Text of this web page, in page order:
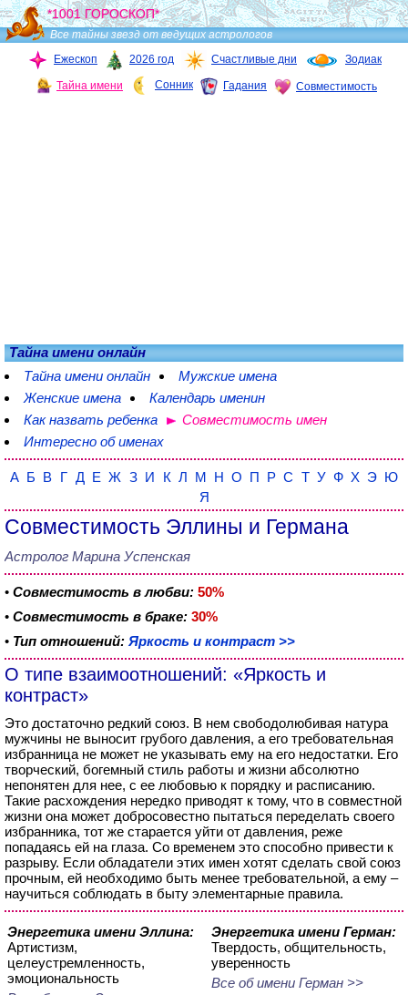
*1001 ГОРОСКОП*
Все тайны звезд от ведущих астрологов
Ежескоп
2026 год Счастливые дни Зодиак
Тайна имени Сонник Гадания Совместимость
Тайна имени онлайн
Тайна имени онлайн
Мужские имена
Женские имена
Календарь именин
Как назвать ребенка
Совместимость имен
Интересно об именах
А Б В Г Д Е Ж З И К Л М Н О П Р С Т У Ф Х Э Ю
Я
Совместимость Эллины и Германа
Астролог Марина Успенская
• Совместимость в любви: 50%
• Совместимость в браке: 30%
• Тип отношений: Яркость и контраст >>
О типе взаимоотношений: «Яркость и
контраст»
Это достаточно редкий союз. В нем свободолюбивая натура
мужчины не выносит грубого давления, а его требовательная
избранница не может не указывать ему на его недостатки. Его
творческий, богемный стиль работы и жизни абсолютно
непонятен для нее, с ее любовью к порядку и расписанию.
Такие расхождения нередко приводят к тому, что в совместной
жизни она может добросовестно пытаться переделать своего
избранника, тот же старается уйти от давления, реже
попадаясь ей на глаза. Со временем это способно привести к
разрыву. Если обладатели этих имен хотят сделать свой союз
прочным, ей необходимо быть менее требовательной, а ему –
научиться соблюдать в быту элементарные правила.
Энергетика имени Эллина:
Артистизм,
целеустремленность,
эмоциональность
Энергетика имени Герман:
Твердость, общительность,
уверенность
Все об имени Герман >>